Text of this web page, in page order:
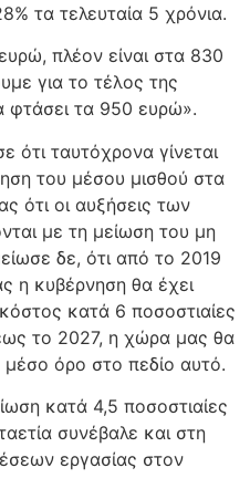
τα τελευταία 5 χρόνια.
πλέον είναι στα 830
για το τέλος της
φτάσει τα 950 ευρώ».
ταυτόχρονα γίνεται
του μέσου μισθού στα
ότι οι αυξήσεις των
με τη μείωση του μη
δε, ότι από το 2019
η κυβέρνηση θα έχει
κατά 6 ποσοστιαίες
το 2027, η χώρα μας θα
μέσο όρο στο πεδίο αυτό.
κατά 4,5 ποσοστιαίες
συνέβαλε και στη
εργασίας στον